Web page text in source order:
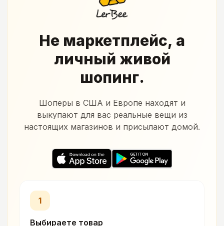
Не маркетплейс, а
личный живой
шопинг.
Шоперы в США и Европе находят и
выкупают для вас реальные вещи из
настоящих магазинов и присылают домой.
1
Выбираете товар